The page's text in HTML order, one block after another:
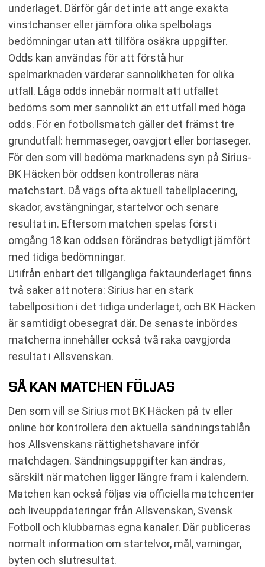
underlaget. Därför går det inte att ange exakta
vinstchanser eller jämföra olika spelbolags
bedömningar utan att tillföra osäkra uppgifter.
Odds kan användas för att förstå hur
spelmarknaden värderar sannolikheten för olika
utfall. Låga odds innebär normalt att utfallet
bedöms som mer sannolikt än ett utfall med höga
odds. För en fotbollsmatch gäller det främst tre
grundutfall: hemmaseger, oavgjort eller bortaseger.
För den som vill bedöma marknadens syn på Sirius-
BK Häcken bör oddsen kontrolleras nära
matchstart. Då vägs ofta aktuell tabellplacering,
skador, avstängningar, startelvor och senare
resultat in. Eftersom matchen spelas först i
omgång 18 kan oddsen förändras betydligt jämfört
med tidiga bedömningar.
Utifrån enbart det tillgängliga faktaunderlaget finns
två saker att notera: Sirius har en stark
tabellposition i det tidiga underlaget, och BK Häcken
är samtidigt obesegrat där. De senaste inbördes
matcherna innehåller också två raka oavgjorda
resultat i Allsvenskan.
SÅ KAN MATCHEN FÖLJAS
Den som vill se Sirius mot BK Häcken på tv eller
online bör kontrollera den aktuella sändningstablån
hos Allsvenskans rättighetshavare inför
matchdagen. Sändningsuppgifter kan ändras,
särskilt när matchen ligger längre fram i kalendern.
Matchen kan också följas via officiella matchcenter
och liveuppdateringar från Allsvenskan, Svensk
Fotboll och klubbarnas egna kanaler. Där publiceras
normalt information om startelvor, mål, varningar,
byten och slutresultat.